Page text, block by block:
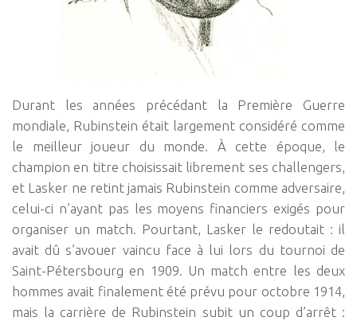
Durant les années précédant la Première Guerre
mondiale, Rubinstein était largement considéré comme
le meilleur joueur du monde. À cette époque, le
champion en titre choisissait librement ses challengers,
et Lasker ne retint jamais Rubinstein comme adversaire,
celui-ci n’ayant pas les moyens financiers exigés pour
organiser un match. Pourtant, Lasker le redoutait : il
avait dû s’avouer vaincu face à lui lors du tournoi de
Saint-Pétersbourg en 1909. Un match entre les deux
hommes avait finalement été prévu pour octobre 1914,
mais la carrière de Rubinstein subit un coup d’arrêt :